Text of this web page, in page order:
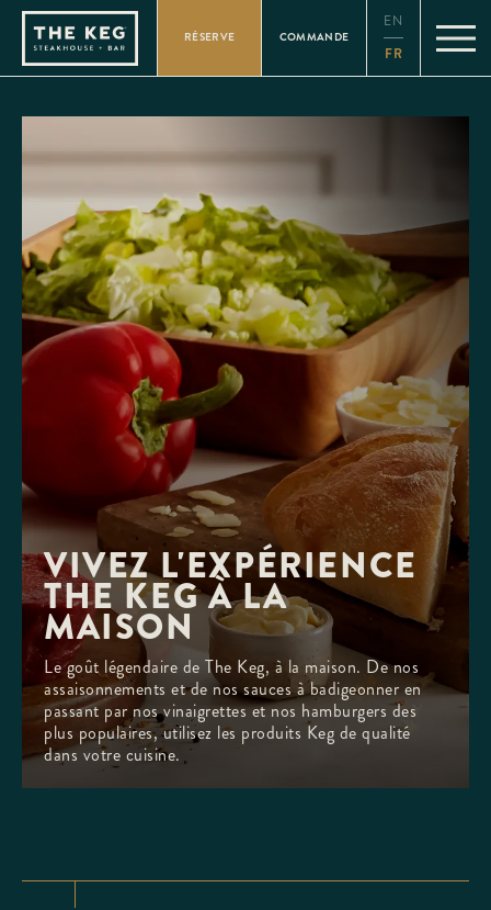
Please
note:
website
includes
accessibility
RÉSERVE COMMANDE
EN
FR
VIVEZ L'EXPÉRIENCE
THE KEG À LA
MAISON
Le goût légendaire de The Keg, à la maison. De nos
assaisonnements et de nos sauces à badigeonner en
passant par nos vinaigrettes et nos hamburgers des
plus populaires, utilisez les produits Keg de qualité
dans votre cuisine.